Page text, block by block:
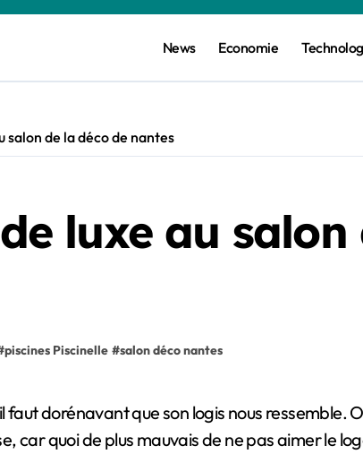
News Economie
salon de la déco de nantes
luxe au
piscines Piscinelle #salon déco nantes
car quoi de plus mauvais de ne pas aimer le